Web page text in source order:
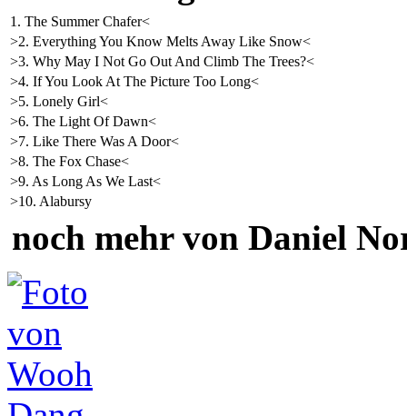
1. The Summer Chafer<
>2. Everything You Know Melts Away Like Snow<
>3. Why May I Not Go Out And Climb The Trees?<
>4. If You Look At The Picture Too Long<
>5. Lonely Girl<
>6. The Light Of Dawn<
>7. Like There Was A Door<
>8. The Fox Chase<
>9. As Long As We Last<
>10. Alabursy
noch mehr von Daniel